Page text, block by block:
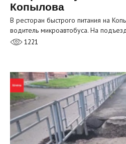
Копылова
В ресторан быстрого питания на
водитель микроавтобуса. На
1221